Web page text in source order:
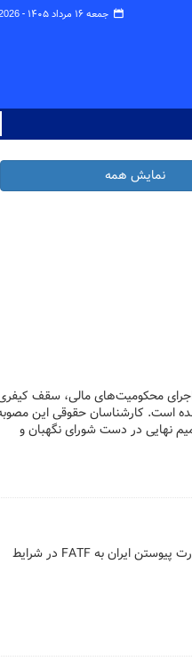
جمعه ۱۶ مرداد ۱۴۰۵ -
نمایش همه
محکومیت‌های مالی، سقف
شده است. کارشناسان حقوقی این
نهایی در دست شورای نگهبان و
پیام خانواده - نایب رئیس اول کمیسیون برنامه و بودجه مجلس شورای اسلامی با تاکید بر ضرورت پیوستن ایران به FATF در شرایط